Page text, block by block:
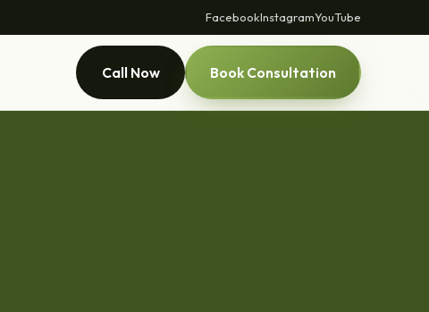
FacebookInstagramYouTube
Call Now Book Consultation